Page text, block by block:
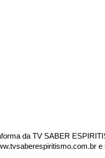
da TV SABER
e